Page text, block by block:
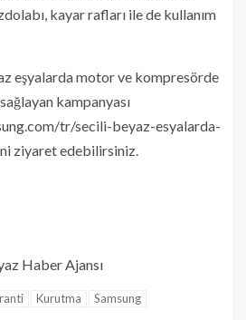
kayar rafları ile de kullanım
eşyalarda motor ve kompresörde
kampanyası
tr/secili-beyaz-esyalarda-
ziyaret edebilirsiniz.
Haber Ajansı
Kurutma Samsung